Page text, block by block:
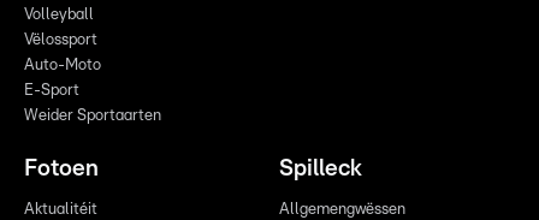
Volleyball
Vëlossport
Auto-Moto
E-Sport
Weider Sportaarten
Fotoen
Aktualitéit
Spilleck
Allgemengwëssen